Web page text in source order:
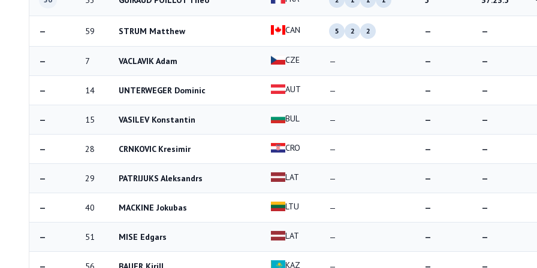
— 59 STRUM Matthew CAN 5 2 2 — —
— 7 VACLAVIK Adam CZE — — —
— 14 UNTERWEGER Dominic AUT — — —
— 15 VASILEV Konstantin BUL — — —
— 28 CRNKOVIC Kresimir CRO — — —
— 29 PATRIJUKS Aleksandrs LAT — — —
— 40 MACKINE Jokubas LTU — — —
— 51 MISE Edgars LAT — — —
KAZ